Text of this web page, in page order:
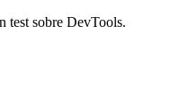
test sobre DevTools.